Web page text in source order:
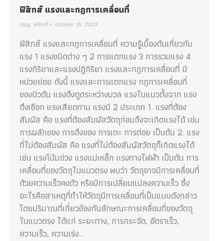
ฟิสิกส์ แรงและกฎการเคลื่อนที่
blog, ฟิสิกส์ October 15, 2023
ฟิสิกส์ แรงและกฎการเคลื่อนที่ ความรู้เบื้องต้นเกี่ยวกับ
แรง 1 แรงชนิดต่าง ๆ 2 การแตกแรง 3 การรวมแรง 4
แรงกิริยาและแรงปฏิกิริยา แรงและกฎการเคลื่อนที่ มี
หน่วยย่อย ดังนี้ แรงและการแตกแรง กฎการเคลื่อนที่
ของนิวตัน แรงดึงดูดระหว่างมวล แรงในแนวตั้งฉาก แรง
ตึงเชือก แรงเสียดทาน แรงมี 2 ประเภท 1. แรงที่ต้อง
สัมผัส คือ แรงที่ต้องสัมผัสวัตถุก่อนถึงจะเกิดแรงได้ เช่น
การผลักของ การดึงของ การเตะ การต่อย เป็นต้น 2. แรง
ที่ไม่ต้องสัมผัส คือ แรงที่ไม่ต้องสัมผัสวัตถุก็เกิดแรงได้
เช่น แรงโน้มถ่วง แรงเเม่เหล็ก เเรงทางไฟฟ้า เป็นต้น การ
เคลื่อนที่ของวัตถุในแนวตรง พบว่า วัตถุอาจมีการเคลื่อนที่
ด้วยความเร็วคงตัว หรือมีการเปลี่ยนแปลงความเร็ว ซึ่ง
อะไรคือสาเหตุที่ทำให้วัตถุมีการเคลื่อนที่เป็นแบบดังกล่าว
โดยปริมาณที่เกี่ยวข้องกับลักษณะการเคลื่อนที่ของวัตถุ
ในแนวตรง ได้แก่ ระยะทาง, การกระจัด, อัตราเร็ว,
ความเร็ว, ความเร่ง…